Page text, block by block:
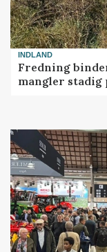
INDLAND
Fredning
mangler stadig